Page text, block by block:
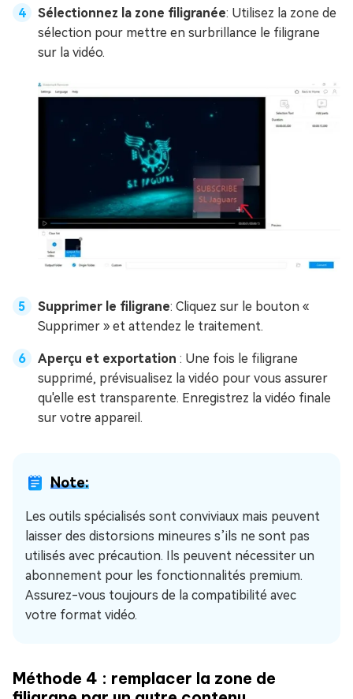
Sélectionnez la zone filigranée: Utilisez la zone de
sélection pour mettre en surbrillance le filigrane
sur la vidéo.
Supprimer le filigrane: Cliquez sur le bouton «
Supprimer » et attendez le traitement.
Aperçu et exportation : Une fois le filigrane
supprimé, prévisualisez la vidéo pour vous assurer
qu'elle est transparente. Enregistrez la vidéo finale
sur votre appareil.
Note:
Les outils spécialisés sont conviviaux mais peuvent
laisser des distorsions mineures s’ils ne sont pas
utilisés avec précaution. Ils peuvent nécessiter un
abonnement pour les fonctionnalités premium.
Assurez-vous toujours de la compatibilité avec
votre format vidéo.
Méthode 4 : remplacer la zone de